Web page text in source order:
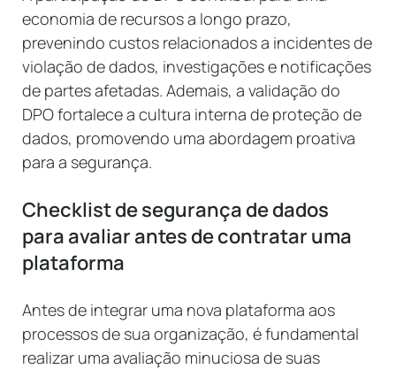
economia de recursos a longo prazo,
prevenindo custos relacionados a incidentes de
violação de dados, investigações e notificações
de partes afetadas. Ademais, a validação do
DPO fortalece a cultura interna de proteção de
dados, promovendo uma abordagem proativa
para a segurança.
Checklist de segurança de dados
para avaliar antes de contratar uma
plataforma
Antes de integrar uma nova plataforma aos
processos de sua organização, é fundamental
realizar uma avaliação minuciosa de suas